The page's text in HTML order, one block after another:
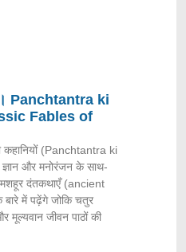
Panchtantra ki
Fables of
कहानियों (Panchtantra ki
और मनोरंजन के साथ-
मशहूर दंतकथाएँ (ancient
में पढ़ेंगे जोकि चतुर
मूल्यवान जीवन पाठों की